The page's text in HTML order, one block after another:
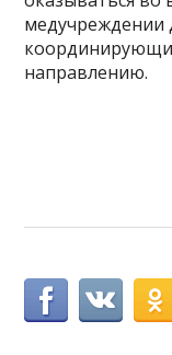
медучреждении
направлению.